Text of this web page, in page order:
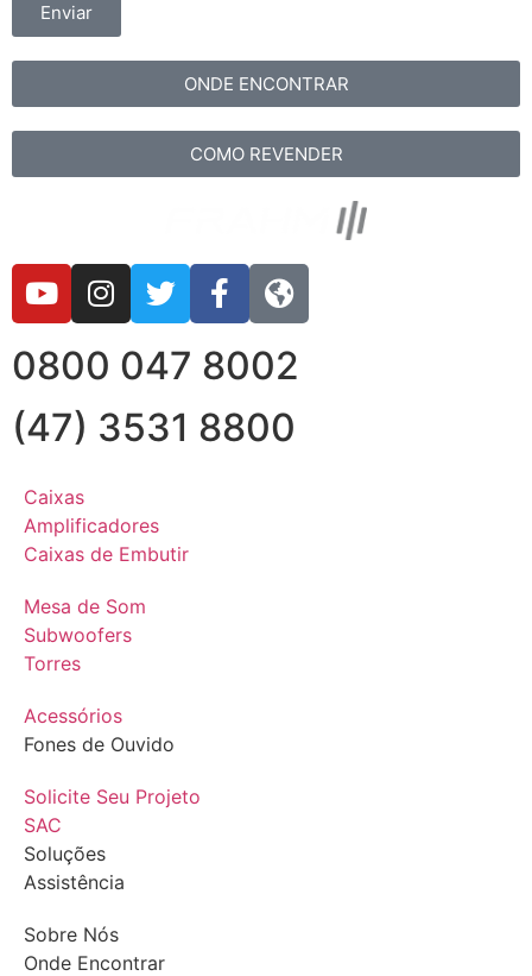
Enviar
ONDE ENCONTRAR
COMO REVENDER
0800 047 8002
(47) 3531 8800
Caixas
Amplificadores
Caixas de Embutir
Mesa de Som
Subwoofers
Torres
Acessórios
Fones de Ouvido
Solicite Seu Projeto
SAC
Soluções
Assistência
Sobre Nós
Onde Encontrar